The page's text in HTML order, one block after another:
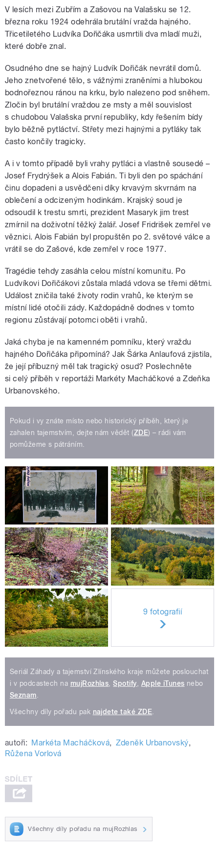
V lesích mezi Zubřím a Zašovou na Valašsku se 12.
března roku 1924 odehrála brutální vražda hajného.
Třicetiletého Ludvíka Dořičáka usmrtili dva mladí muži,
které dobře znal.
Osudného dne se hajný Ludvík Dořičák nevrátil domů.
Jeho znetvořené tělo, s vážnými zraněními a hlubokou
bodnořeznou ránou na krku, bylo nalezeno pod sněhem.
Zločin byl brutální vraždou ze msty a měl souvislost
s chudobou Valašska první republiky, kdy řešením bídy
bylo běžně pytláctví. Střety mezi hajnými a pytláky tak
často končily tragicky.
A i v tomto případě byli vrahy pytláci a vlastně sousedé –
Josef Frydrýšek a Alois Fabián. Ti byli den po spáchání
činu dopadeni a usvědčeni díky krvavým skvrnám na
oblečení a odcizeným hodinkám. Krajský soud je
odsoudil k trestu smrti, prezident Masaryk jim trest
zmírnil na doživotní těžký žalář. Josef Fridrišek zemřel ve
věznici. Alois Fabián byl propuštěn po 2. světové válce a
vrátil se do Zašové, kde zemřel v roce 1977.
Tragédie tehdy zasáhla celou místní komunitu. Po
Ludvíkovi Dořičákovi zůstala mladá vdova se třemi dětmi.
Událost zničila také životy rodin vrahů, ke kterým se
místní lidé otočili zády. Každopádně dodnes v tomto
regionu zůstávají potomci oběti i vrahů.
Jaká chyba je na kamenném pomníku, který vraždu
hajného Dořičáka připomíná? Jak Šárka Anlaufová zjistila,
že její příbuzný měl tak tragický osud? Poslechněte
si celý příběh v reportáži Markéty Macháčkové a Zdeňka
Urbanovského.
Pokud i vy znáte místo nebo historický příběh, který je
zahalen tajemstvím, dejte nám vědět (ZDE) – rádi vám
pomůžeme s pátráním.
9 fotografií
Seriál Záhady a tajemství Zlínského kraje můžete poslouchat
i v podcastech na mujRozhlas ,Spotify Apple iTunes nebo
Seznam
Všechny díly pořadu pak najdete také ZDE
autoři: Markéta Macháčková, Zdeněk Urbanovský,
Růžena Vorlová
Všechny díly pořadu na mujRozhlas